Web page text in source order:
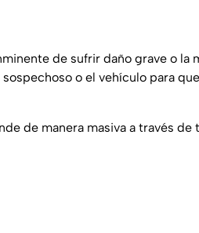
de sufrir daño grave o la
o el vehículo para
de manera masiva a través de